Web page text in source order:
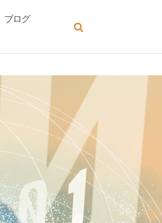
ブログ